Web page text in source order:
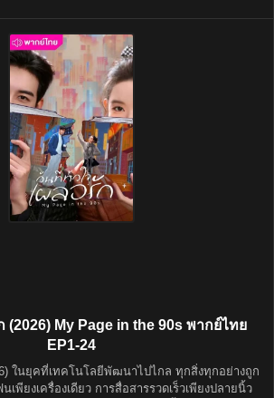
(2026) My Page in the 90s พากย์ไทย
EP1-24
ในยุคที่เทคโนโลยีพัฒนาไปไกล ทุกสิ่งทุกอย่างถูก
พียงเครื่องเดียว การสื่อสารรวดเร็วเพียงปลายนิ้ว